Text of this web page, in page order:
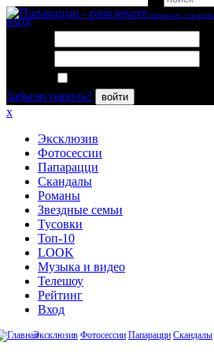
вход
Забыли пароль?
войти
x
Эксклюзив
Фотосессии
Папарацци
Скандалы
Романы
Звездные семьи
Тусовки
Топ-10
LOOK
Музыка и видео
Телешоу
Рейтинг
Вход
Эксклюзив Фотосессии Папарацци Скандалы